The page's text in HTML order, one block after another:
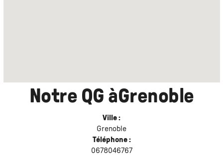
Notre QG àGrenoble
Ville :
Grenoble
Téléphone :
0678046767